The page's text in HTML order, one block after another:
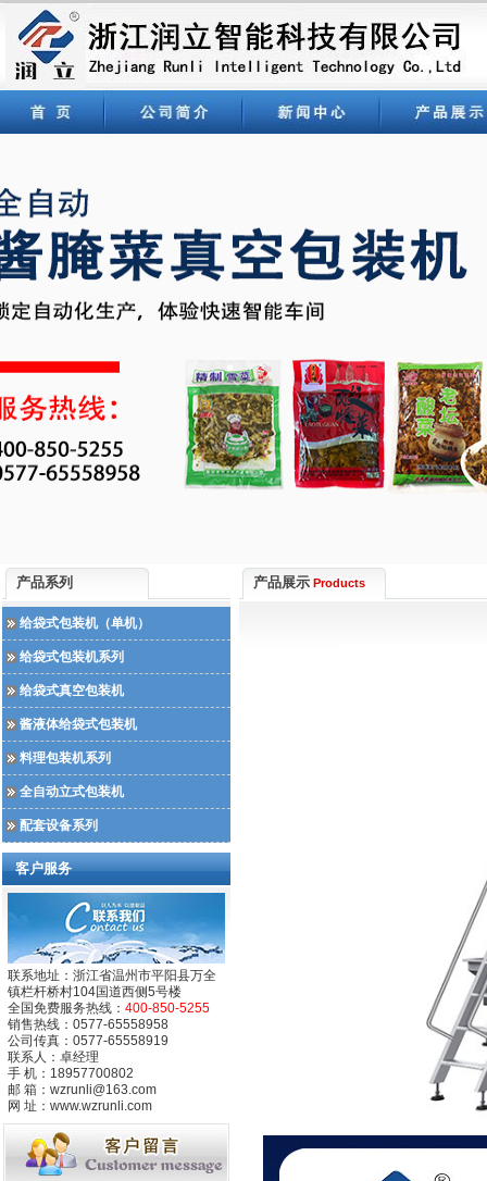
产品系列
给袋式包装机（单机）
给袋式包装机系列
给袋式真空包装机
酱液体给袋式包装机
料理包装机系列
全自动立式包装机
配套设备系列
客户服务
联系地址：浙江省温州市平阳县万全
镇栏杆桥村104国道西侧5号楼
全国免费服务热线： 400-850-5255
销售热线：0577-65558958
公司传真：0577-65558919
联系人：卓经理
手 机：18957700802
邮 箱：wzrunli@163.com
网 址：www.wzrunli.com
产品展示 Products